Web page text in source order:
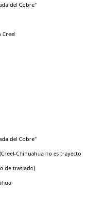
del Cobre"
Creel
del Cobre"
Chihuahua no es trayecto
de traslado)